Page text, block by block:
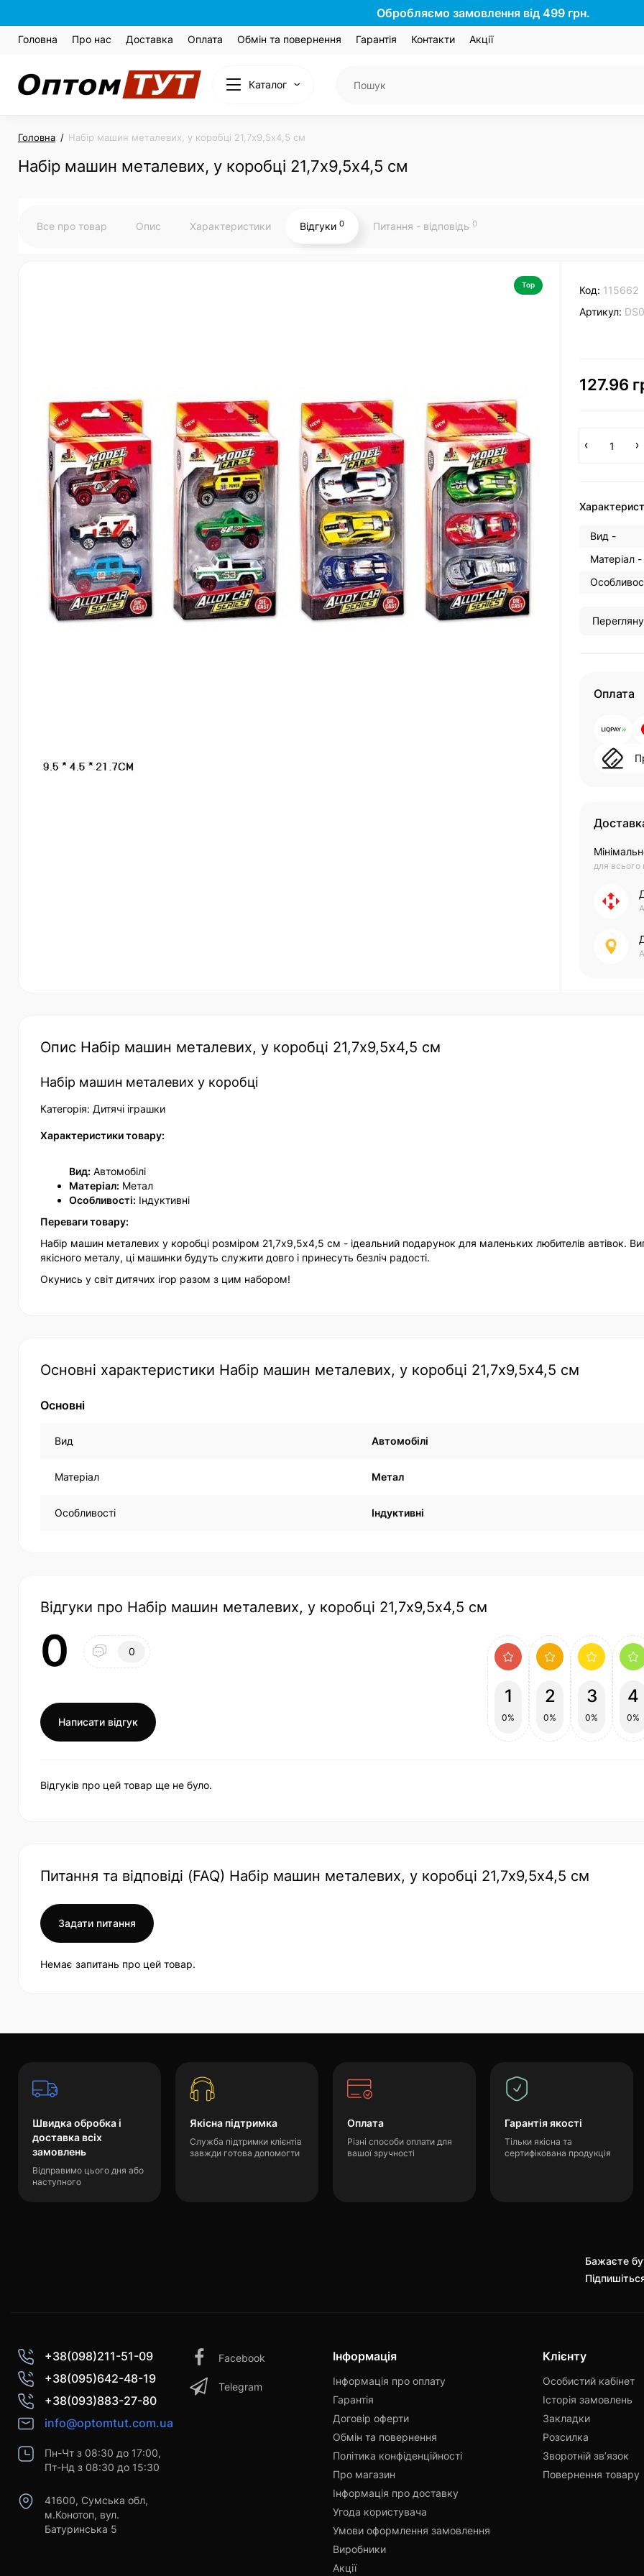
Обробляємо замовлення від 499 грн.
Головна Про нас Доставка Оплата Обмін та повернення Гарантія Контакти Акції
Каталог
Головна Набір машин металевих, у коробці 21,7х9,5х4,5 см
Набір машин металевих, у коробці 21,7х9,5х4,5 см
Все про товар Опис Характеристики Відгуки 0 Питання - відповідь 0
Top Код: 115662
Артикул:
127.96
Вид -
Матеріал -
Оплата
для всього
Опис Набір машин металевих, у коробці 21,7х9,5х4,5 см
Набір машин металевих у коробці
Категорія: Дитячі іграшки
Характеристики товару:
Вид: Автомобілі
Матеріал: Метал
Особливості: Індуктивні
Переваги товару:
Набір машин металевих у коробці розміром 21,7х9,5х4,5 см - ідеальний подарунок для маленьких любителів автівок.
якісного металу, ці машинки будуть служити довго і принесуть безліч радості.
Окунись у світ дитячих ігор разом з цим набором!
Основні характеристики Набір машин металевих, у коробці 21,7х9,5х4,5 см
Основні
Вид Автомобілі
Матеріал Метал
Особливості Індуктивні
Відгуки про Набір машин металевих, у коробці 21,7х9,5х4,5 см
0 0
Написати відгук
1
0%
2
0%
3
0%
4
0%
Відгуків про цей товар ще не було.
Питання та відповіді (FAQ) Набір машин металевих, у коробці 21,7х9,5х4,5 см
Задати питання
Немає запитань про цей товар.
Швидка обробка і
доставка всіх
замовлень
Відправимо цього дня або
наступного
Якісна підтримка
Служба підтримки клієнтів
завжди готова допомогти
Оплата
Різні способи оплати для
вашої зручності
Гарантія якості
Тільки якісна та
сертифікована продукція
Бажаєте
+38(098)211-51-09
+38(095)642-48-19
+38(093)883-27-80
info@optomtut.com.ua
Пн-Чт з 08:30 до 17:00,
Пт-Нд з 08:30 до 15:30
41600, Сумська обл,
м.Конотоп, вул.
Батуринська 5
Facebook
Telegram
Інформація
Інформація про оплату
Гарантія
Договір оферти
Обмін та повернення
Політика конфіденційності
Про магазин
Інформація про доставку
Угода користувача
Умови оформлення замовлення
Виробники
Акції
Клієнту
Особистий кабінет
Історія замовлень
Закладки
Розсилка
Зворотній зв’язок
Повернення товару